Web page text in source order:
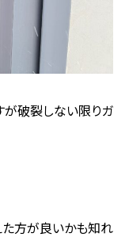
破裂しない限りガ
方が良いかも知れ